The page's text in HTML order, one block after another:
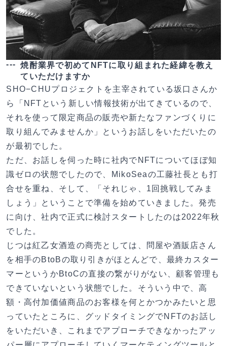
焼酎業界で初めてNFTに取り組まれた経緯を教え
ていただけますか
SHO−CHUプロジェクトを主宰されている坂口さんか
ら「NFTという新しい情報技術が出てきているので、
それを使って限定商品の販売や新たなファンづくりに
取り組んでみませんか」というお話しをいただいたの
が最初でした。
ただ、お話しを伺った時に社内でNFTについてほぼ知
識ゼロの状態でしたので、MikoSeaの工藤社長とも打
合せを重ね、そして、「それじゃ、1回挑戦してみま
しょう」ということで準備を始めていきました。発売
に向け、社内で正式に検討スタートしたのは2022年秋
でした。
じつは紅乙女酒造の商売としては、問屋や酒販店さん
を相手のBtoBの取り引きがほとんどで、最終カスター
マーというかBtoCの直接の繋がりがない、顧客管理も
できていないという状態でした。そういう中で、高
額・高付加価値商品のお客様を何とかつかみたいと思
っていたところに、グッドタイミングでNFTのお話し
をいただいき、これまでアプローチできなかったアッ